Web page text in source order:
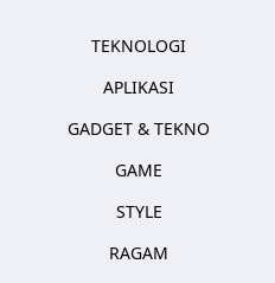
TEKNOLOGI
APLIKASI
GADGET & TEKNO
GAME
STYLE
RAGAM